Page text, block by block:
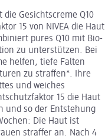
Gesichtscreme Q10
15 von NIVEA die Haut
pures Q10 mit Bio-
zu unterstützen. Bei
helfen, tiefe Falten
zu straffen*. Ihre
und weiches
15 die Haut
und so der Entstehung
Die Haut ist
straffer an. Nach 4